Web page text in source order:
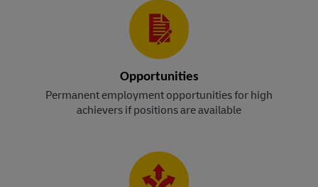
Opportunities
Permanent employment opportunities for high
achievers if positions are available